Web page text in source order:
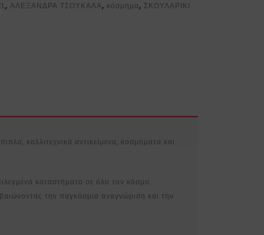
,ΑΛΕΞΑΝΔΡΑ ΤΣΟΥΚΑΛΑ, κόσμημα, ΣΚΟΥΛΑΡΙΚΙ
καλλιτεχνικά αντικείμενα, κοσμήματα και
καταστήματα σε όλο τον κόσμο.
την παγκόσμια αναγνώριση και την